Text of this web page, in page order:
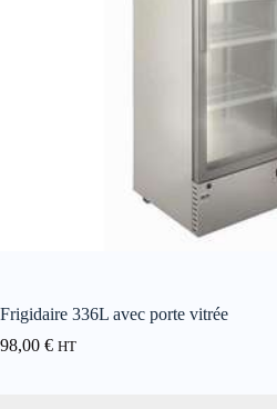
Frigidaire 336L avec porte vitrée
98,00 € HT